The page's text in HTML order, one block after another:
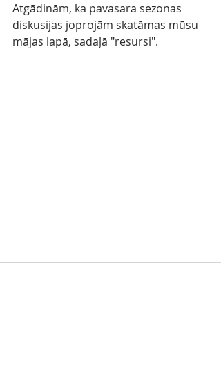
Atgādinām, ka pavasara sezonas
diskusijas joprojām skatāmas mūsu
mājas lapā, sadaļā "resursi".